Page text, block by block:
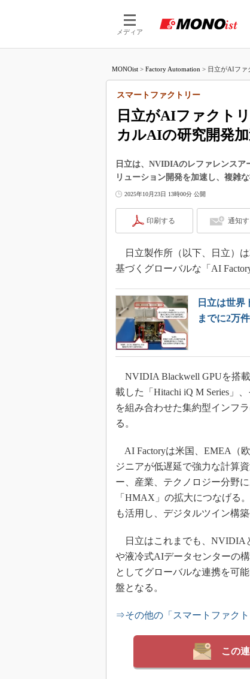
メディア
つながる
MONOist > Factory Automation > 日立がAIファ
日立がAIファクト
カルAIの研究開発
スマートファクトリー
日立は、NVIDIAのレファレンス
リューション開発を加速し、複雑
2025年10月23日 13時00分 公開
印刷する 通知
日立製作所（以下、日立）
基づくグローバルな「AI
日立は世
までに2万
NVIDIA Blackwell GPUを搭載
載した「Hitachi iQ M Series」
を組み合わせた集約型インフ
る。
AI Factoryは米国、EMEA（
ジニアが低遅延で強力な計算
ー、産業、テクノロジー分野
「HMAX」の拡大につなげる
も活用し、デジタルツイン構
日立はこれまでも、NVIDIA
や液冷式AIデータセンターの
としてグローバルな連携を可
盤となる。
⇒その他の「スマートファク
この